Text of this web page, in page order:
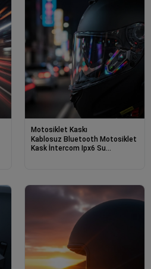
Motosiklet Kaskı
Kablosuz Bluetooth Motosiklet
Kask İntercom Ipx6 Su